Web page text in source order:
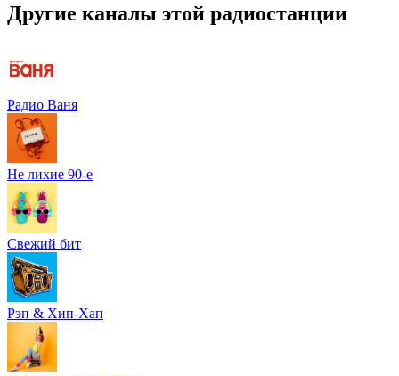
Другие каналы этой радиостанции
Радио Ваня
Не лихие 90-е
Свежий бит
Рэп & Хип-Хап